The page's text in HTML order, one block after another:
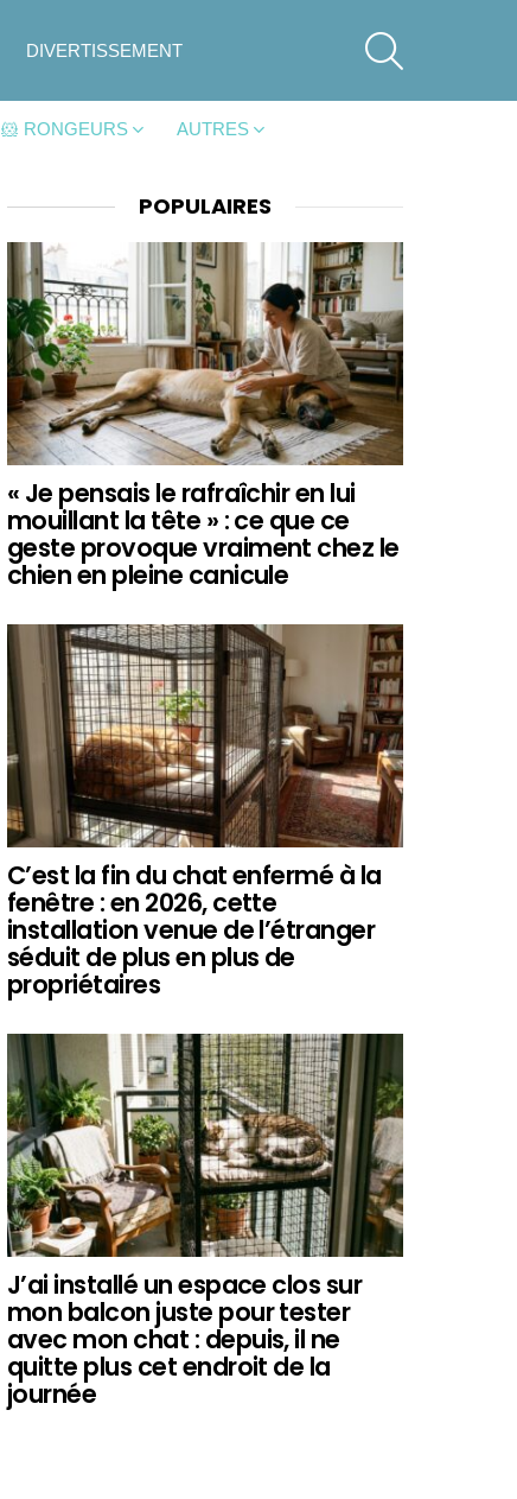
DIVERTISSEMENT
🐹 RONGEURS AUTRES
POPULAIRES
« Je pensais le rafraîchir en lui
mouillant la tête » : ce que ce
geste provoque vraiment chez le
chien en pleine canicule
C’est la fin du chat enfermé à la
fenêtre : en 2026, cette
installation venue de l’étranger
séduit de plus en plus de
propriétaires
J’ai installé un espace clos sur
mon balcon juste pour tester
avec mon chat : depuis, il ne
quitte plus cet endroit de la
journée